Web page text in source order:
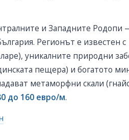
и Западните Родопи
Регионът е известен с
уникалните природни
пещера) и богатото
метаморфни скали
до 160 евро/м.